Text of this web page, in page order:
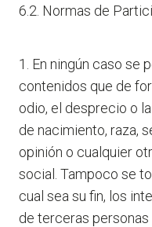
6.2. Normas de
1. En ningún caso se
contenidos que de
odio, el desprecio o
de nacimiento, raza,
opinión o cualquier
social. Tampoco se
cual sea su fin, los
de terceras